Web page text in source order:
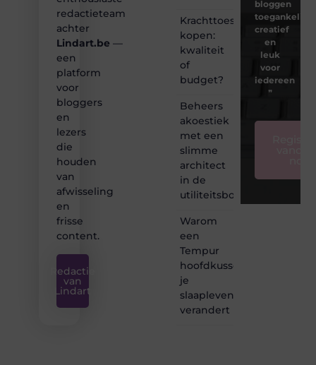
redactieteam
achter
Lindart.be —
een
platform
voor
bloggers
en
lezers
die
houden
van
afwisseling
en
frisse
content.
Redactie
van
Lindart
Krachttoestel
kopen:
kwaliteit
of
budget?
Beheers
akoestiek
met een
slimme
architect
in de
utiliteitsbouw
Warom
een
Tempur
hoofdkussen
je
slaapleven
verandert
bloggen
toegankelijk,
creatief
en
leuk
voor
iedereen
❞